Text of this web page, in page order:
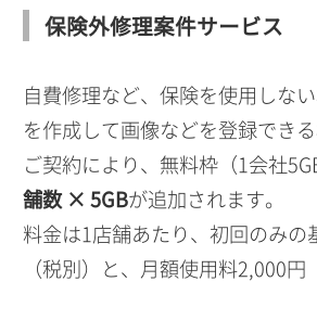
保険外修理案件サービス
自費修理など、保険を使用しな
を作成して画像などを登録できる
ご契約により、無料枠（1会社
舗数 × 5GBが追加されます。
料金は1店舗あたり、初回のみの
（税別）と、月額使用料2,000円